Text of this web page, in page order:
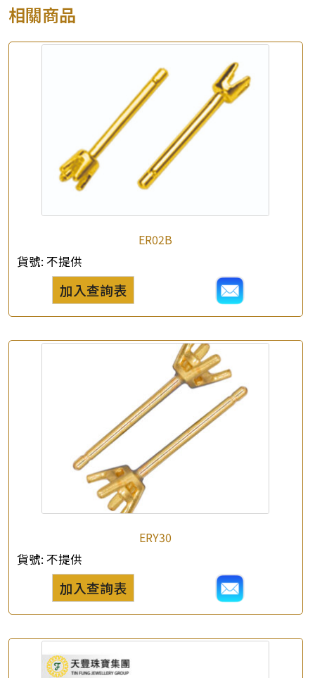
產品查詢 ×
*你的名字
公司名稱
查詢以下產品
相關商品
ER02B
貨號: 不提供
加入查詢表
ERY30
貨號: 不提供
加入查詢表